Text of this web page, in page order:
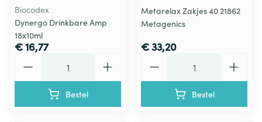
Biocodex
Dynergo Drinkbare Amp
18x10ml
€ 16,77
Bestel
Metarelax Zakjes 40 21862
Metagenics
€ 33,20
Bestel